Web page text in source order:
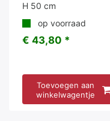
H 50 cm
op voorraad
€ 43,80 *
Toevoegen aan
winkelwagentje